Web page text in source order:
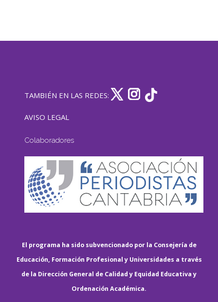
TAMBIÉN EN LAS REDES:
AVISO LEGAL
Colaboradores
El programa ha sido subvencionado por la Consejería de
Educación, Formación Profesional y Universidades a través
de la Dirección General de Calidad y Equidad Educativa y
Ordenación Académica.